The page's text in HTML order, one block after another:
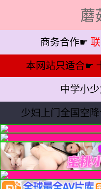
蘑
商务合作☛
本网站只适合☛
中学小
少妇上门全国空